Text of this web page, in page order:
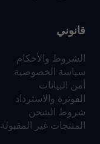
قانوني
الشروط والأحكام
سياسة الخصوصية
أمن البيانات
الفوترة والاسترداد
شروط الشحن
المنتجات غير المقبولة